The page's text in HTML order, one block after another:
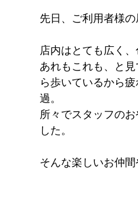
先日、ご利用者様
店内はとても広く
あれもこれも、と
ら歩いているから
過。
所々でスタッフの
した。
そんな楽しいお仲